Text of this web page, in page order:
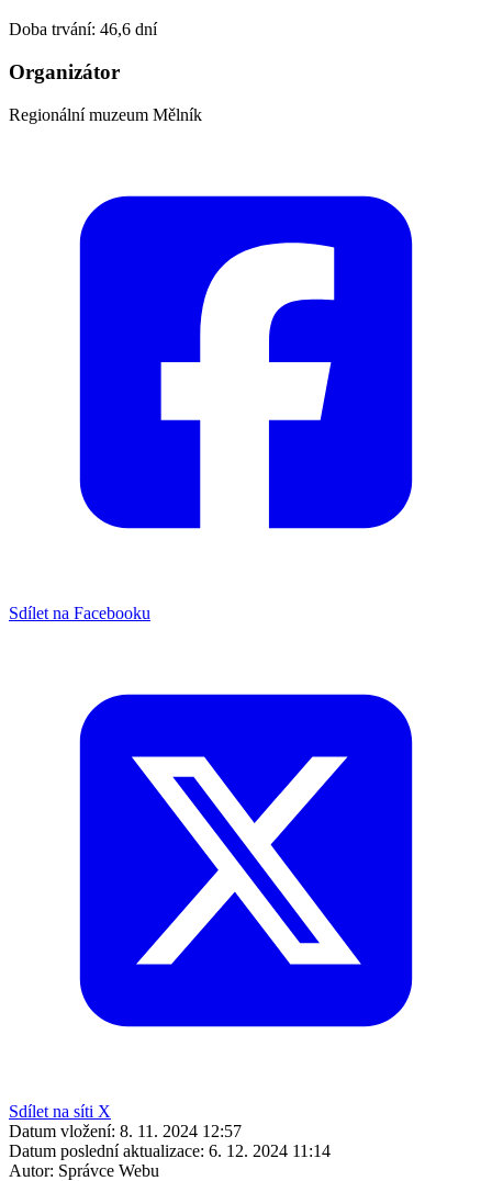
Doba trvání: 46,6 dní
Organizátor
Regionální muzeum Mělník
Sdílet na Facebooku
Sdílet na síti X
Datum vložení: 8. 11. 2024 12:57
Datum poslední aktualizace: 6. 12. 2024 11:14
Autor: Správce Webu